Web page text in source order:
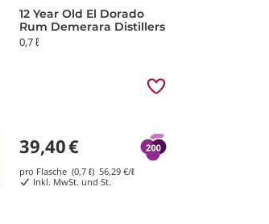
12 Year Old El Dorado
Rum Demerara Distillers
0,7 ℓ
39,40€
pro Flasche (0,7 ℓ)56,29 €/ℓ
Inkl. MwSt. und St.